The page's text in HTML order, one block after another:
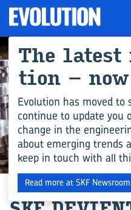
PRODUCTION
The
tion –
Evolution has moved
continue to update you
change in the
about emerging trends
keep in touch with all
Read more at SKF Newsroom